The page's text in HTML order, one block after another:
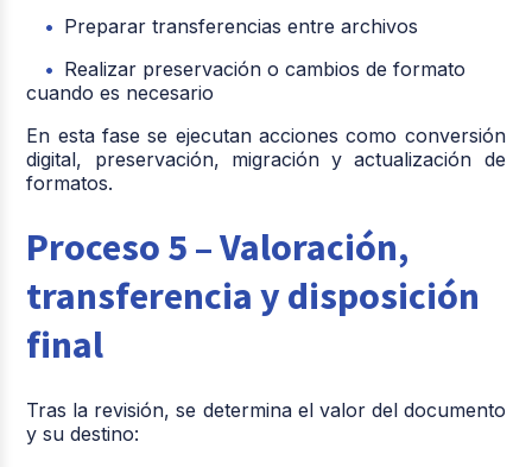
Preparar transferencias entre archivos
Realizar preservación o cambios de formato
cuando es necesario
En esta fase se ejecutan acciones como conversión
digital, preservación, migración y actualización de
formatos.
Proceso 5 – Valoración,
transferencia y disposición
final
Tras la revisión, se determina el valor del documento
y su destino: